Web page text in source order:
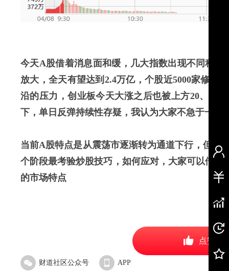
今天A股借着消息面和缓，几大指数出现不同程
放大，全天有望达到2.4万亿，个股近5000家修复
沿的压力，创业板今天大涨之后也被上方20、55
下，单日反弹持续性存疑，我认为大家不急于一时
当前A股特点是从震荡市逐渐转为通道下行，但调
个阶段最考验炒股技巧，如何应对，大家可以借
的市场特点
点赞
财道社区公众号 APP